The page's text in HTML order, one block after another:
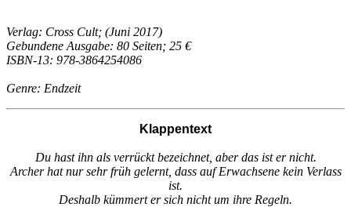
Verlag: Cross Cult; (Juni 2017)
Gebundene Ausgabe: 80 Seiten; 25 €
ISBN-13: 978-3864254086
Genre: Endzeit
Klappentext
Du hast ihn als verrückt bezeichnet, aber das ist er nicht.
Archer hat nur sehr früh gelernt, dass auf Erwachsene kein Verlass
ist.
Deshalb kümmert er sich nicht um ihre Regeln.